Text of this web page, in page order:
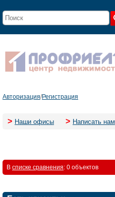
Авторизация/Регистрация
> Наши офисы > Написать нам
В списке сравнения: 0 объектов